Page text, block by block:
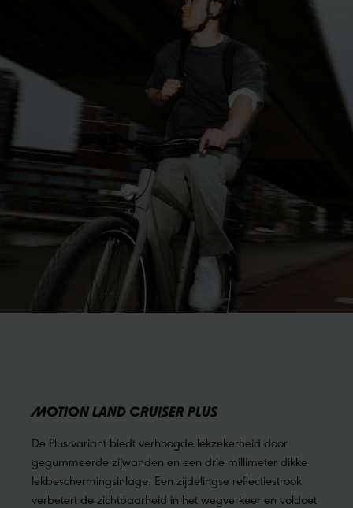
MOTION LAND CRUISER PLUS
De Plus-variant biedt verhoogde lekzekerheid door
gegummeerde zijwanden en een drie millimeter dikke
lekbeschermingsinlage. Een zijdelingse reflectiestrook
verbetert de zichtbaarheid in het wegverkeer en voldoet